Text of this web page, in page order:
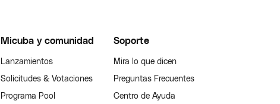
Micuba y comunidad
Lanzamientos
Solicitudes & Votaciones
Programa Pool
Soporte
Mira lo que dicen
Preguntas Frecuentes
Centro de Ayuda